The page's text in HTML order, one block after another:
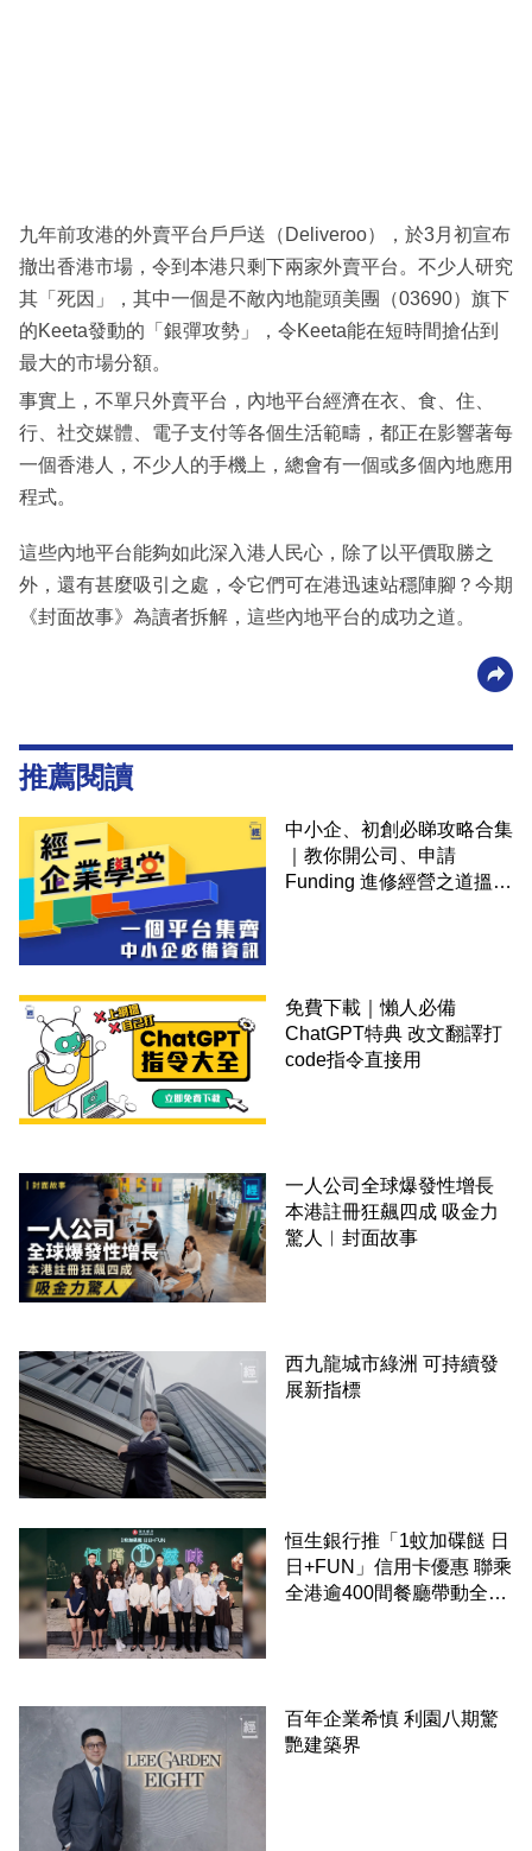
區
九年前攻港的外賣平台戶戶送（Deliveroo），於3月初宣布
撤出香港市場，令到本港只剩下兩家外賣平台。不少人研究
其「死因」，其中一個是不敵內地龍頭美團（03690）旗下
的Keeta發動的「銀彈攻勢」，令Keeta能在短時間搶佔到
最大的市場分額。
事實上，不單只外賣平台，內地平台經濟在衣、食、住、
行、社交媒體、電子支付等各個生活範疇，都正在影響著每
一個香港人，不少人的手機上，總會有一個或多個內地應用
程式。
這些內地平台能夠如此深入港人民心，除了以平價取勝之
外，還有甚麼吸引之處，令它們可在港迅速站穩陣腳？今期
《封面故事》為讀者拆解，這些內地平台的成功之道。
推薦閱讀
中小企、初創必睇攻略合集
｜教你開公司、申請
Funding 進修經營之道搵大
免費下載｜懶人必備
ChatGPT特典 改文翻譯打
code指令直接用
一人公司全球爆發性增長
本港註冊狂飆四成 吸金力
驚人︳封面故事
西九龍城市綠洲 可持續發
展新指標
恒生銀行推「1蚊加碟餸 日
日+FUN」信用卡優惠 聯乘
全港逾400間餐廳帶動全城
百年企業希慎 利園八期驚
艷建築界